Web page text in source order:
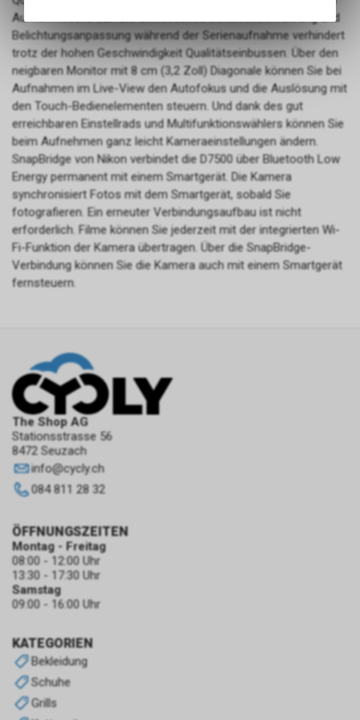
Aufnahmeserie auf. Die umfassende Schärfenachführung und
Belichtungsanpassung während der Serienaufnahme verhindert
trotz der hohen Geschwindigkeit Qualitätseinbussen. Über den
neigbaren Monitor mit 8 cm (3,2 Zoll) Diagonale können Sie bei
Aufnahmen im Live-View den Autofokus und die Auslösung mit
den Touch-Bedienelementen steuern. Und dank des gut
erreichbaren Einstellrads und Multifunktionswählers können Sie
beim Aufnehmen ganz leicht Kameraeinstellungen ändern.
SnapBridge von Nikon verbindet die D7500 über Bluetooth Low
Energy permanent mit einem Smartgerät. Die Kamera
synchronisiert Fotos mit dem Smartgerät, sobald Sie
fotografieren. Ein erneuter Verbindungsaufbau ist nicht
erforderlich. Filme können Sie jederzeit mit der integrierten Wi-
Fi-Funktion der Kamera übertragen. Über die SnapBridge-
Verbindung können Sie die Kamera auch mit einem Smartgerät
fernsteuern.
The Shop AG
Stationsstrasse 56
8472 Seuzach
info@cycly.ch
084 811 28 32
KATEGORIEN
Bekleidung
Schuhe
Grills
ÖFFNUNGSZEITEN
Montag - Freitag
08:00 - 12:00 Uhr
13:30 - 17:30 Uhr
Samstag
09:00 - 16:00 Uhr
des Warenkorbs, zu
ermöglichen. Bitte beachten Sie,
dass die gespeicherten Daten
keinerlei Rückschlüsse auf Ihre
persönlichen Informationen
zulassen.
Default CIA Agent
Die CIA (Central Intelligence
Agency) ist der US-
amerikanische
Auslandsgeheimdienst. Sie ist
dafür zuständig, ausländische
Geheimdienstinformationen zu
sammeln, auszuwerten und an
die US-Regierung zu
übermitteln, um
nationalpolitische